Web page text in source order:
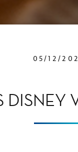
05/12/
DISNEY